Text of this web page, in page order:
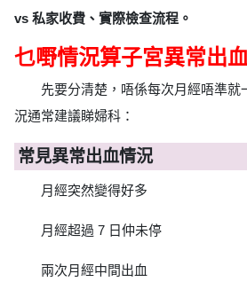
vs 私家收費、實際檢查流程。
乜嘢情況算子宮異常出
先要分清楚，唔係每次月經唔準就
況通常建議睇婦科：
常見異常出血情況
月經突然變得好多
月經超過 7 日仲未停
兩次月經中間出血